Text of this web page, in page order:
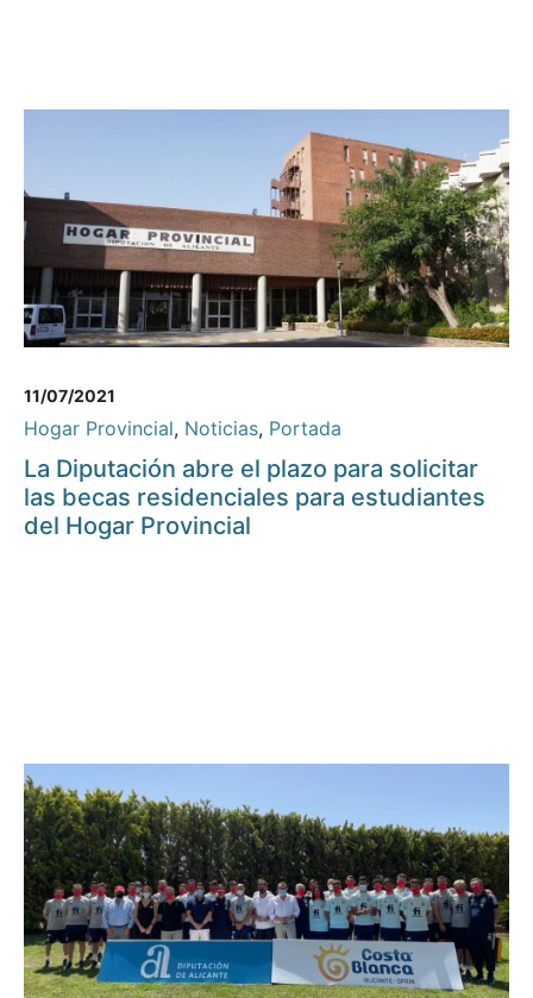
11/07/2021
Hogar Provincial, Noticias, Portada
La Diputación abre el plazo para solicitar
las becas residenciales para estudiantes
del Hogar Provincial